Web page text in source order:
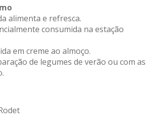
alimenta e refresca.
consumida na estação
em creme ao almoço.
de legumes de verão ou com as